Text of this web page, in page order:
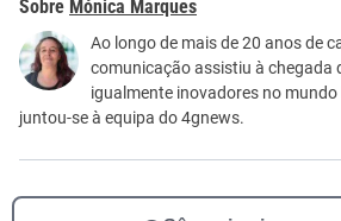
Este conteúdo não tem a informação
Outro
Mónica Marques
Ao longo de mais de 20 anos de
comunicação assistiu à chegada
igualmente inovadores no mundo
juntou-se à equipa do 4gnews.